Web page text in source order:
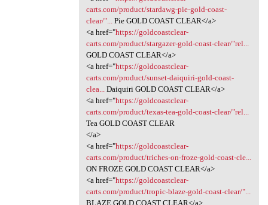
carts.com/product/stardawg-pie-gold-coast-
clear/"...
Pie GOLD COAST CLEAR</a>
<a href="https://goldcoastclear-
carts.com/product/stargazer-gold-coast-clear/"rel...
GOLD COAST CLEAR</a>
<a href="https://goldcoastclear-
carts.com/product/sunset-daiquiri-gold-coast-
clea...
Daiquiri GOLD COAST CLEAR</a>
<a href="https://goldcoastclear-
carts.com/product/texas-tea-gold-coast-clear/"rel...
Tea GOLD COAST CLEAR
</a>
<a href="https://goldcoastclear-
carts.com/product/triches-on-froze-gold-coast-cle...
ON FROZE GOLD COAST CLEAR</a>
<a href="https://goldcoastclear-
carts.com/product/tropic-blaze-gold-coast-clear/"...
BLAZE GOLD COAST CLEAR</a>